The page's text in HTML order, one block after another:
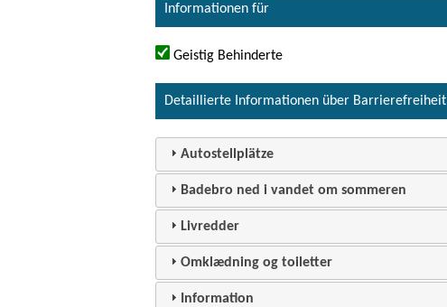
Informationen für
Geistig Behinderte
Detaillierte Informationen über Barrierefreiheit
Autostellplätze
Badebro ned i vandet om sommeren
Livredder
Omklædning og toiletter
Information